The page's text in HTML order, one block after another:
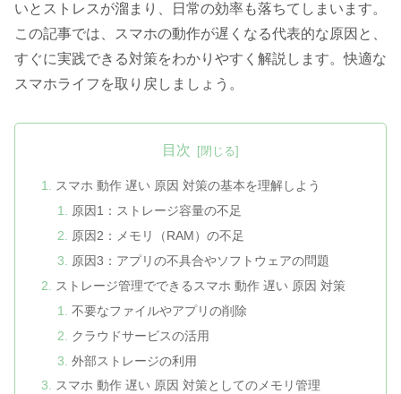
いとストレスが溜まり、日常の効率も落ちてしまいます。
この記事では、スマホの動作が遅くなる代表的な原因と、
すぐに実践できる対策をわかりやすく解説します。快適な
スマホライフを取り戻しましょう。
目次
スマホ 動作 遅い 原因 対策の基本を理解しよう
原因1：ストレージ容量の不足
原因2：メモリ（RAM）の不足
原因3：アプリの不具合やソフトウェアの問題
ストレージ管理でできるスマホ 動作 遅い 原因 対策
不要なファイルやアプリの削除
クラウドサービスの活用
外部ストレージの利用
スマホ 動作 遅い 原因 対策としてのメモリ管理